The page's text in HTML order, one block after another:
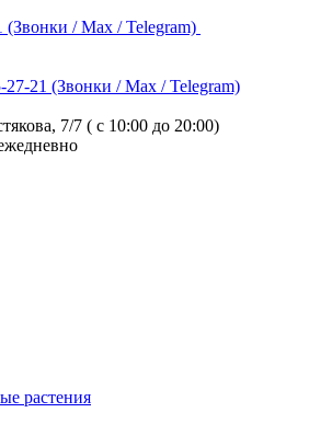
(Звонки / Max / Telegram)
27-21 (Звонки / Max / Telegram)
7/7 ( с 10:00 до 20:00)
растения